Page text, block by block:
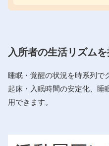
入所者の生活リズム
睡眠・覚醒の状況を時系列で
起床・入眠時間の安定化、睡
用できます。